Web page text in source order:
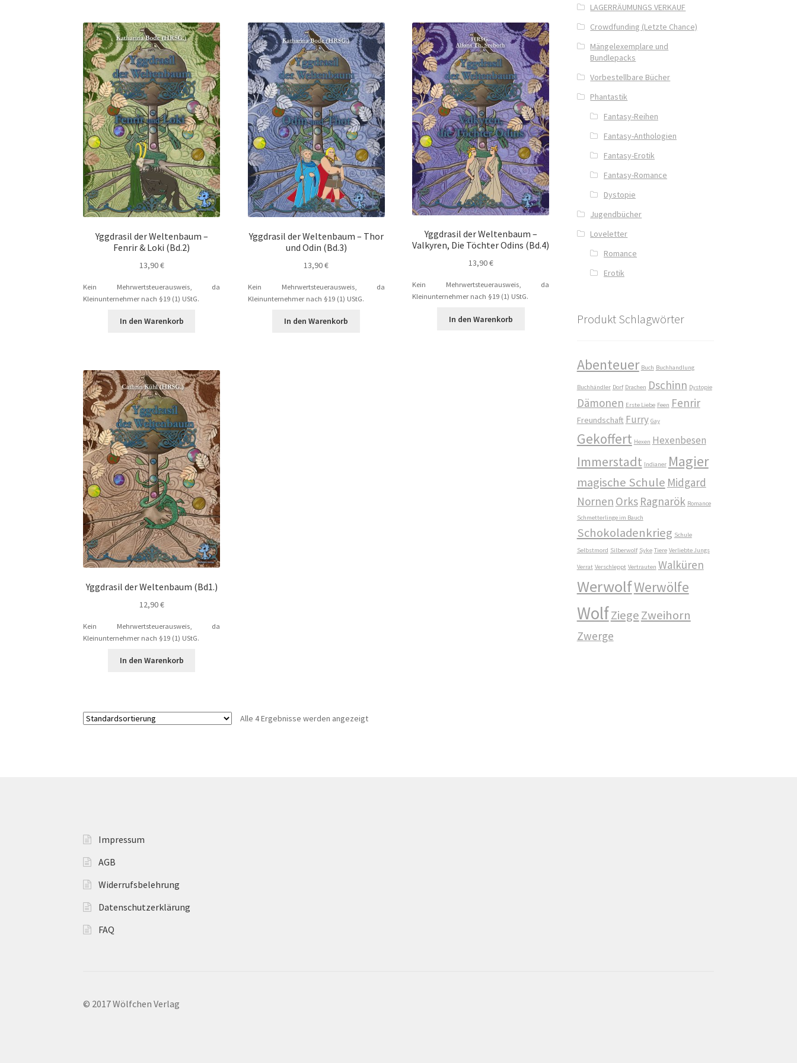
Flucht in ein sicheres LebenForum Gekoffert und VerschlepptGilbert Faunus – Im Schatten des Zweihorns
Im Schatten des Wolfsmondes – Der letzte AlphaImpressumIn 50 Tagen zur Mrs. Grey
Jamies Quest – Aufgabe gesuchtJamies Quest – Oben ist UntenKasseKinder / JugendromaneLiebesromane
Lulea und die Schule der gestohlenen MagieLulea und ihre VertrautenManuskripteMein KontoMordsfreundin
Rückkehr in das Tal der Silberwölfe Spiel mit mirSyker Phantastik Tage Über UnsUmweg ins Glück
Unsere AutorenVerliebte JungsVerlockende SpieleWarenkorbWeil wir Mädchen sindWelcome
William von Saargnagel Bd. 2
Yggdrasil der Weltenbaum – Fenrir und Loki Yggdrasil der Weltenbaum – Thor und Odin
Yggdrasil der Weltenbaum –
Fenrir & Loki (Bd.2)
13,90€
Kein Mehrwertsteuerausweis, da
Kleinunternehmer nach §19 (1) UStG.
In den Warenkorb
Yggdrasil der Weltenbaum – Thor
und Odin (Bd.3)
13,90€
Kein Mehrwertsteuerausweis, da
Kleinunternehmer nach §19 (1) UStG.
In den Warenkorb
Yggdrasil der Weltenbaum –
Valkyren, Die Töchter Odins (Bd.4)
13,90€
Kein Mehrwertsteuerausweis, da
Kleinunternehmer nach §19 (1) UStG.
In den Warenkorb
Yggdrasil der Weltenbaum (Bd1.)
12,90€
Kein Mehrwertsteuerausweis, da
Kleinunternehmer nach §19 (1) UStG.
In den Warenkorb
Alle 4 Ergebnisse werden angezeigt
LAGERRÄUMUNGS VERKAUF
Crowdfunding (Letzte Chance)
Mängelexemplare und
Bundlepacks
Vorbestellbare Bücher
Phantastik
Fantasy-Reihen
Fantasy-Anthologien
Fantasy-Erotik
Fantasy-Romance
Dystopie
Jugendbücher
Loveletter
Romance
Erotik
Produkt Schlagwörter
Abenteuer Buch Buchhandlung
Buchhändler Dorf Drachen Dschinn Dystopie
Dämonen Erste Liebe Feen Fenrir
Freundschaft Furry Gay
Gekoffert Hexen Hexenbesen
Immerstadt Indianer Magier
magische Schule Midgard
Nornen Orks Ragnarök Romance
Schmetterlinge im Bauch
Schokoladenkrieg Schule
Selbstmord Silberwolf Syke Tiere Verliebte Jungs
Verrat Verschleppt Vertrauten Walküren
WerwolfWerwölfe
WolfZiegeZweihorn
Zwerge
Impressum
AGB
Widerrufsbelehrung
Datenschutzerklärung
FAQ
© 2017 Wölfchen Verlag